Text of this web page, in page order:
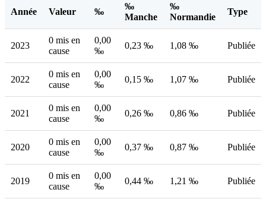
Année Valeur ‰
‰
Manche
‰
Normandie
Type
2023
0 mis en
cause
0,00
‰
0,23 ‰ 1,08 ‰ Publiée
2022
0 mis en
cause
0,00
‰
0,15 ‰ 1,07 ‰ Publiée
2021
0 mis en
cause
0,00
‰
0,26 ‰ 0,86 ‰ Publiée
2020
0 mis en
cause
0,00
‰
0,37 ‰ 0,87 ‰ Publiée
2019
0 mis en
cause
0,00
‰
0,44 ‰ 1,21 ‰ Publiée